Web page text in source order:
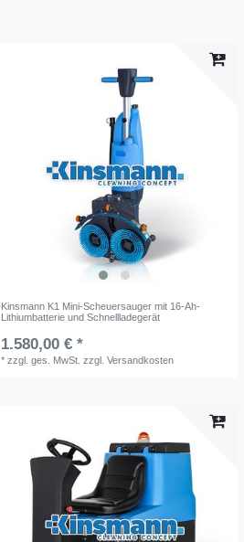
Kinsmann K1 Mini-Scheuersauger mit 16-Ah-
Lithiumbatterie und Schnellladegerät
1.580,00 € *
*zzgl. ges. MwSt. zzgl.Versandkosten